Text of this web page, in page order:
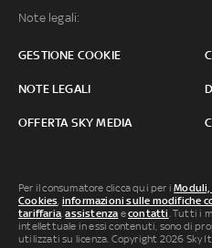
Note legali:
GESTIONE COOKIE
NOTE LEGALI
OFFERTA SKY MEDIA
Per il consumatore clicca qui per i
Cookies, informazioni sulle modifiche
tariffaria,assistenza econtatti. Tutti i
intellettuale in essi contenuti, sono di
utilizzati su licenza. Copyright 2026 Sky